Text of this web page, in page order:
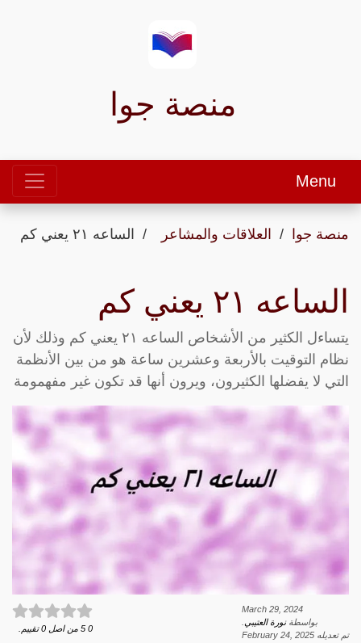
منصة جوا
Menu
منصة جوا العلاقات والمشاعر الساعه ٢١ يعني كم
الساعه ٢١ يعني كم
يتساءل الكثير من الأشخاص الساعه ٢١ يعني كم وذلك لأن
نظام التوقيت بالأربعة وعشرين ساعة هو من بين الأنظمة
التي لا يفضلها الكثيرون، ويرون أنها قد تكون غير مفهمومة
March 29, 2024
بواسطةنورة العتيبي
تم تعديله February 24, 2025
0
5 من اصل 0 تقييم.